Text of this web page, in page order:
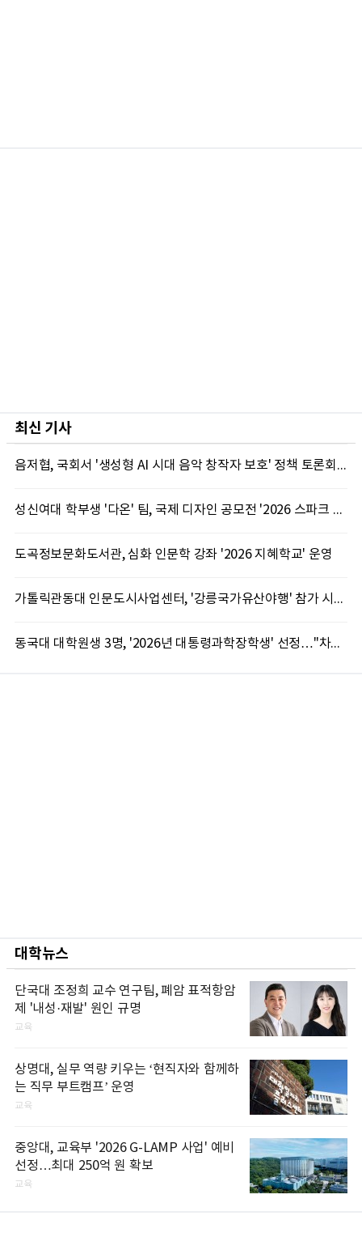
최신 기사
음저협, 국회서 '생성형 AI 시대 음악 창작자 보호' 정책 토론회 10일 개최
성신여대 학부생 '다온' 팀, 국제 디자인 공모전 '2026 스파크 어워드' 동상 수상
도곡정보문화도서관, 심화 인문학 강좌 '2026 지혜학교' 운영
가톨릭관동대 인문도시사업센터, '강릉국가유산야행' 참가 시민 15명 모집
동국대 대학원생 3명, '2026년 대통령과학장학생' 선정…"차세대 연구자 발굴"
대학뉴스
단국대 조정희 교수 연구팀, 폐암 표적항암
제 '내성·재발' 원인 규명
교육
상명대, 실무 역량 키우는 ‘현직자와 함께하
는 직무 부트캠프’ 운영
교육
중앙대, 교육부 '2026 G-LAMP 사업' 예비
선정…최대 250억 원 확보
교육